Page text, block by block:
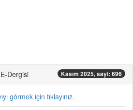
Dergisi Kasım 2025, sayi: 696
görmek için tıklayınız.